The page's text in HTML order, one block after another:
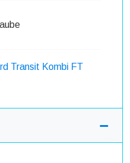
Transit Kombi FT